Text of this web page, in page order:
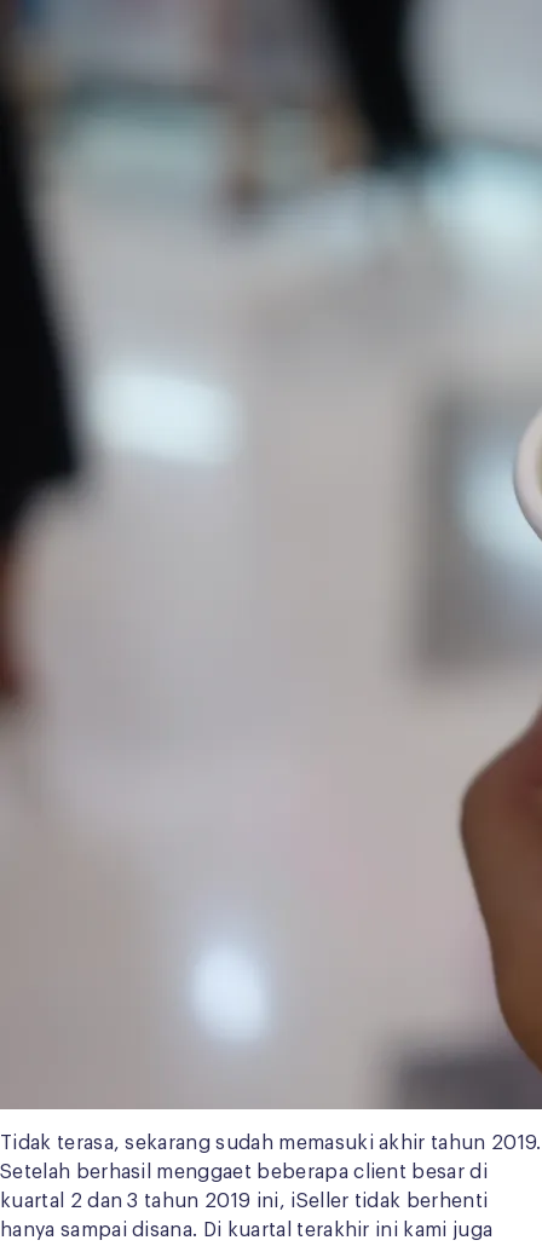
Tidak terasa, sekarang sudah memasuki akhir tahun 2019.
Setelah berhasil menggaet beberapa client besar di
kuartal 2 dan 3 tahun 2019 ini, iSeller tidak berhenti
hanya sampai disana. Di kuartal terakhir ini kami juga